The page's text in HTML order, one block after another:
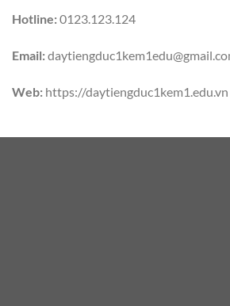
Hotline:0123.123.124
Email:
Web: https://daytiengduc1kem1.edu.vn